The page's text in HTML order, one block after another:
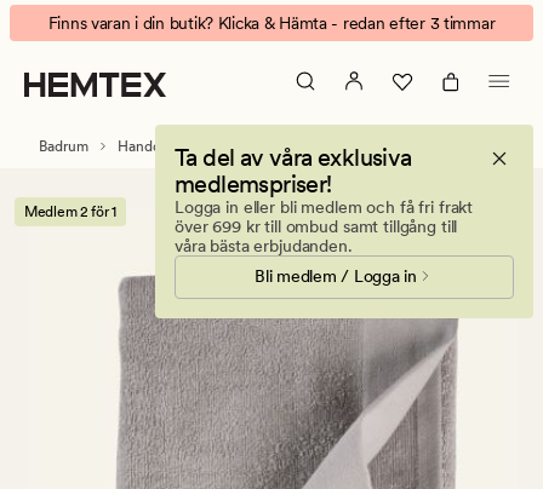
Leona
handduk
grå
Animerad
banner.
Klicka
på
att
pausa.
Finns varan i din butik? Klicka & Hämta - redan efter 3 timmar
Ta del av våra exklusiva
medlemspriser!
Logga in eller bli medlem och få fri frakt
över 699 kr till ombud samt tillgång till
våra bästa erbjudanden.
Bli medlem / Logga in
Badrum Handdukar & badlakan Badlakan
Medlem 2 för 1